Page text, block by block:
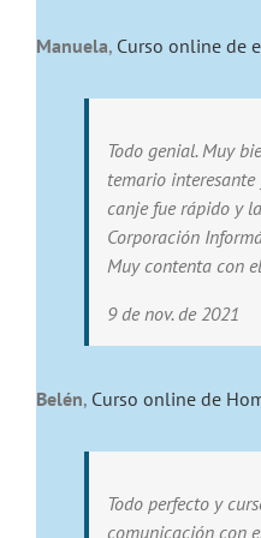
Manuela, Curso online de
Todo genial. Muy
temario interesante
canje fue rápido y
Corporación
Muy contenta con
9 de nov. de 2021
Belén, Curso online de
Todo perfecto y
comunicación con